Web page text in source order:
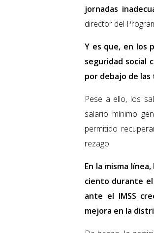
jornadas
director del
Y es que, en los
seguridad social
por debajo de
Pese a ello, los
salario mínimo
permitido
rezago.
En la misma
ciento durante
ante el IMSS
mejora en la